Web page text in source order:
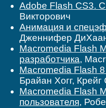
Adobe Flash CS3.
Викторович
Анимация и
Дженнифер
Macromedia Flash
разработчика,
Macromedia Flash
Брайан Хогг, Крейг
Macromedia Flash
пользователя,